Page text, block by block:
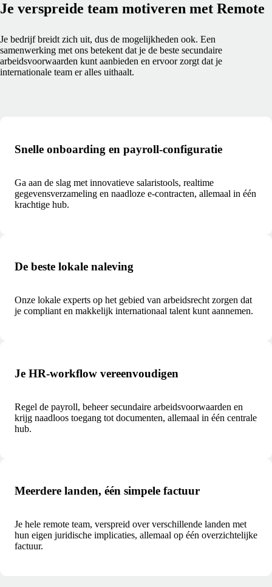
Je verspreide team motiveren met Remote
Je bedrijf breidt zich uit, dus de mogelijkheden ook. Een
samenwerking met ons betekent dat je de beste secundaire
arbeidsvoorwaarden kunt aanbieden en ervoor zorgt dat je
internationale team er alles uithaalt.
Snelle onboarding en payroll-configuratie
Ga aan de slag met innovatieve salaristools, realtime
gegevensverzameling en naadloze e-contracten, allemaal in één
krachtige hub.
De beste lokale naleving
Onze lokale experts op het gebied van arbeidsrecht zorgen dat
je compliant en makkelijk internationaal talent kunt aannemen.
Je HR-workflow vereenvoudigen
Regel de payroll, beheer secundaire arbeidsvoorwaarden en
krijg naadloos toegang tot documenten, allemaal in één centrale
hub.
Meerdere landen, één simpele factuur
Je hele remote team, verspreid over verschillende landen met
hun eigen juridische implicaties, allemaal op één overzichtelijke
factuur.